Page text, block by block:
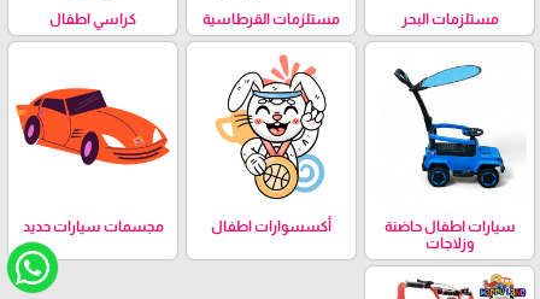
مستلزمات البحر مستلزمات القرطاسية كراسي اطفال
سيارات اطفال حاضنة
وزلاجات
أكسسوارات اطفال مجسمات سيارات حديد